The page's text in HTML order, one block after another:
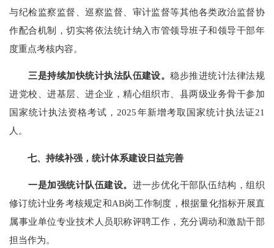
与纪检监察监督、巡察监督、审计监督等其他各类政治监督协
作配合机制，切实将依法统计纳入市管领导班子和领导干部年
度重点考核内容。
三是持续加快统计执法队伍建设。稳步推进统计法律法规
进党校、进基层、进企业，精心组织市、县两级业务骨干参加
国家统计执法资格考试，2025年新增考取国家统计执法证21
人。
七、持续补强，统计体系建设日益完善
一是加强统计队伍建设。 进一步优化干部队伍结构，组织
修订统计业务考核规定和AB岗工作制度， 根据量化指标开展直
属事业单位专业技术人员职称评聘工作， 充分调动和激励干部
担当作为。